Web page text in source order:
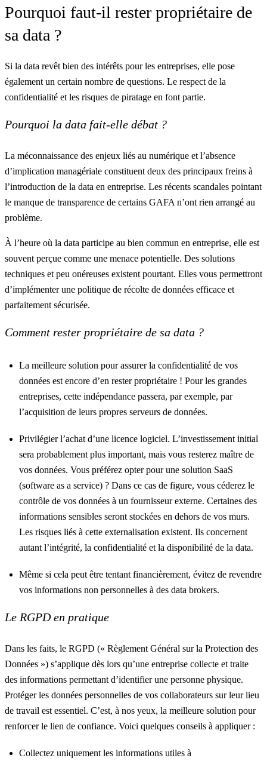
Pourquoi faut-il rester propriétaire de
sa data ?
Si la data revêt bien des intérêts pour les entreprises, elle pose
également un certain nombre de questions. Le respect de la
confidentialité et les risques de piratage en font partie.
Pourquoi la data fait-elle débat ?
La méconnaissance des enjeux liés au numérique et l’absence
d’implication managériale constituent deux des principaux freins à
l’introduction de la data en entreprise. Les récents scandales pointant
le manque de transparence de certains GAFA n’ont rien arrangé au
problème.
À l’heure où la data participe au bien commun en entreprise, elle est
souvent perçue comme une menace potentielle. Des solutions
techniques et peu onéreuses existent pourtant. Elles vous permettront
d’implémenter une politique de récolte de données efficace et
parfaitement sécurisée.
Comment rester propriétaire de sa data ?
La meilleure solution pour assurer la confidentialité de vos
données est encore d’en rester propriétaire ! Pour les grandes
entreprises, cette indépendance passera, par exemple, par
l’acquisition de leurs propres serveurs de données.
Privilégier l’achat d’une licence logiciel. L’investissement initial
sera probablement plus important, mais vous resterez maître de
vos données. Vous préférez opter pour une solution SaaS
(software as a service) ? Dans ce cas de figure, vous céderez le
contrôle de vos données à un fournisseur externe. Certaines des
informations sensibles seront stockées en dehors de vos murs.
Les risques liés à cette externalisation existent. Ils concernent
autant l’intégrité, la confidentialité et la disponibilité de la data.
Même si cela peut être tentant financièrement, évitez de revendre
vos informations non personnelles à des data brokers.
Le RGPD en pratique
Dans les faits, le RGPD (« Règlement Général sur la Protection des
Données ») s’applique dès lors qu’une entreprise collecte et traite
des informations permettant d’identifier une personne physique.
Protéger les données personnelles de vos collaborateurs sur leur lieu
de travail est essentiel. C’est, à nos yeux, la meilleure solution pour
renforcer le lien de confiance. Voici quelques conseils à appliquer :
Collectez uniquement les informations utiles à